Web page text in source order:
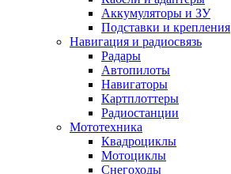
Аккумуляторы и ЗУ
Подставки и крепления
Навигация и радиосвязь
Радары
Автопилоты
Навигаторы
Картплоттеры
Радиостанции
Мототехника
Квадроциклы
Мотоциклы
Снегоходы